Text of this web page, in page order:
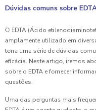
Dúvidas comuns sobre
O EDTA (Ácido
amplamente utilizado em
tona uma série de dúvidas
eficácia. Neste artigo, iremos
sobre o EDTA e fornecer
questões.
Uma das perguntas mais